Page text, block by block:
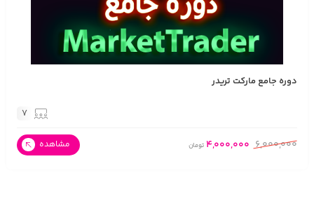
دوره جامع مارکت تریدر
7
6,000,000
4,000,000 تومان مشاهده